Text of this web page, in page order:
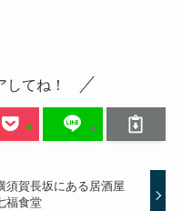
てね！
須賀長坂にある居酒屋
福食堂